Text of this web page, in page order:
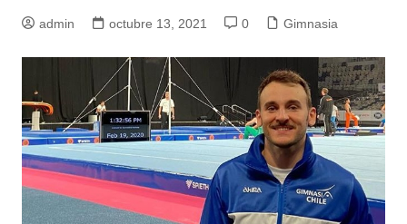
admin octubre 13, 2021 0 Gimnasia